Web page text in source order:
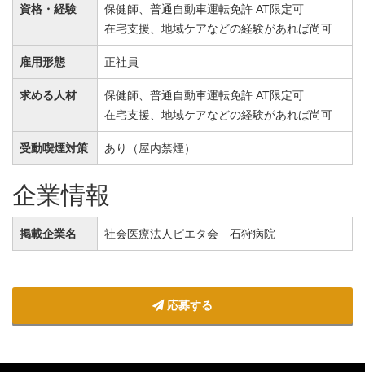
資格・経験
保健師、普通自動車運転免許 AT限定可
在宅支援、地域ケアなどの経験があれば尚可
雇用形態 正社員
求める人材
保健師、普通自動車運転免許 AT限定可
在宅支援、地域ケアなどの経験があれば尚可
受動喫煙対策 あり（屋内禁煙）
企業情報
掲載企業名 社会医療法人ピエタ会 石狩病院
応募する